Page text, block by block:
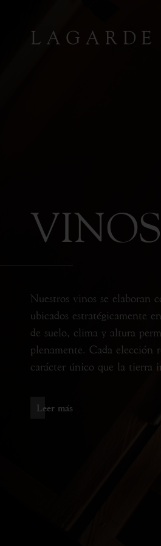
VINOS
Nuestros vinos se elaboran
ubicados estratégicamente
de suelo, clima y altura
plenamente. Cada elección
carácter único que la tierra
L eer más